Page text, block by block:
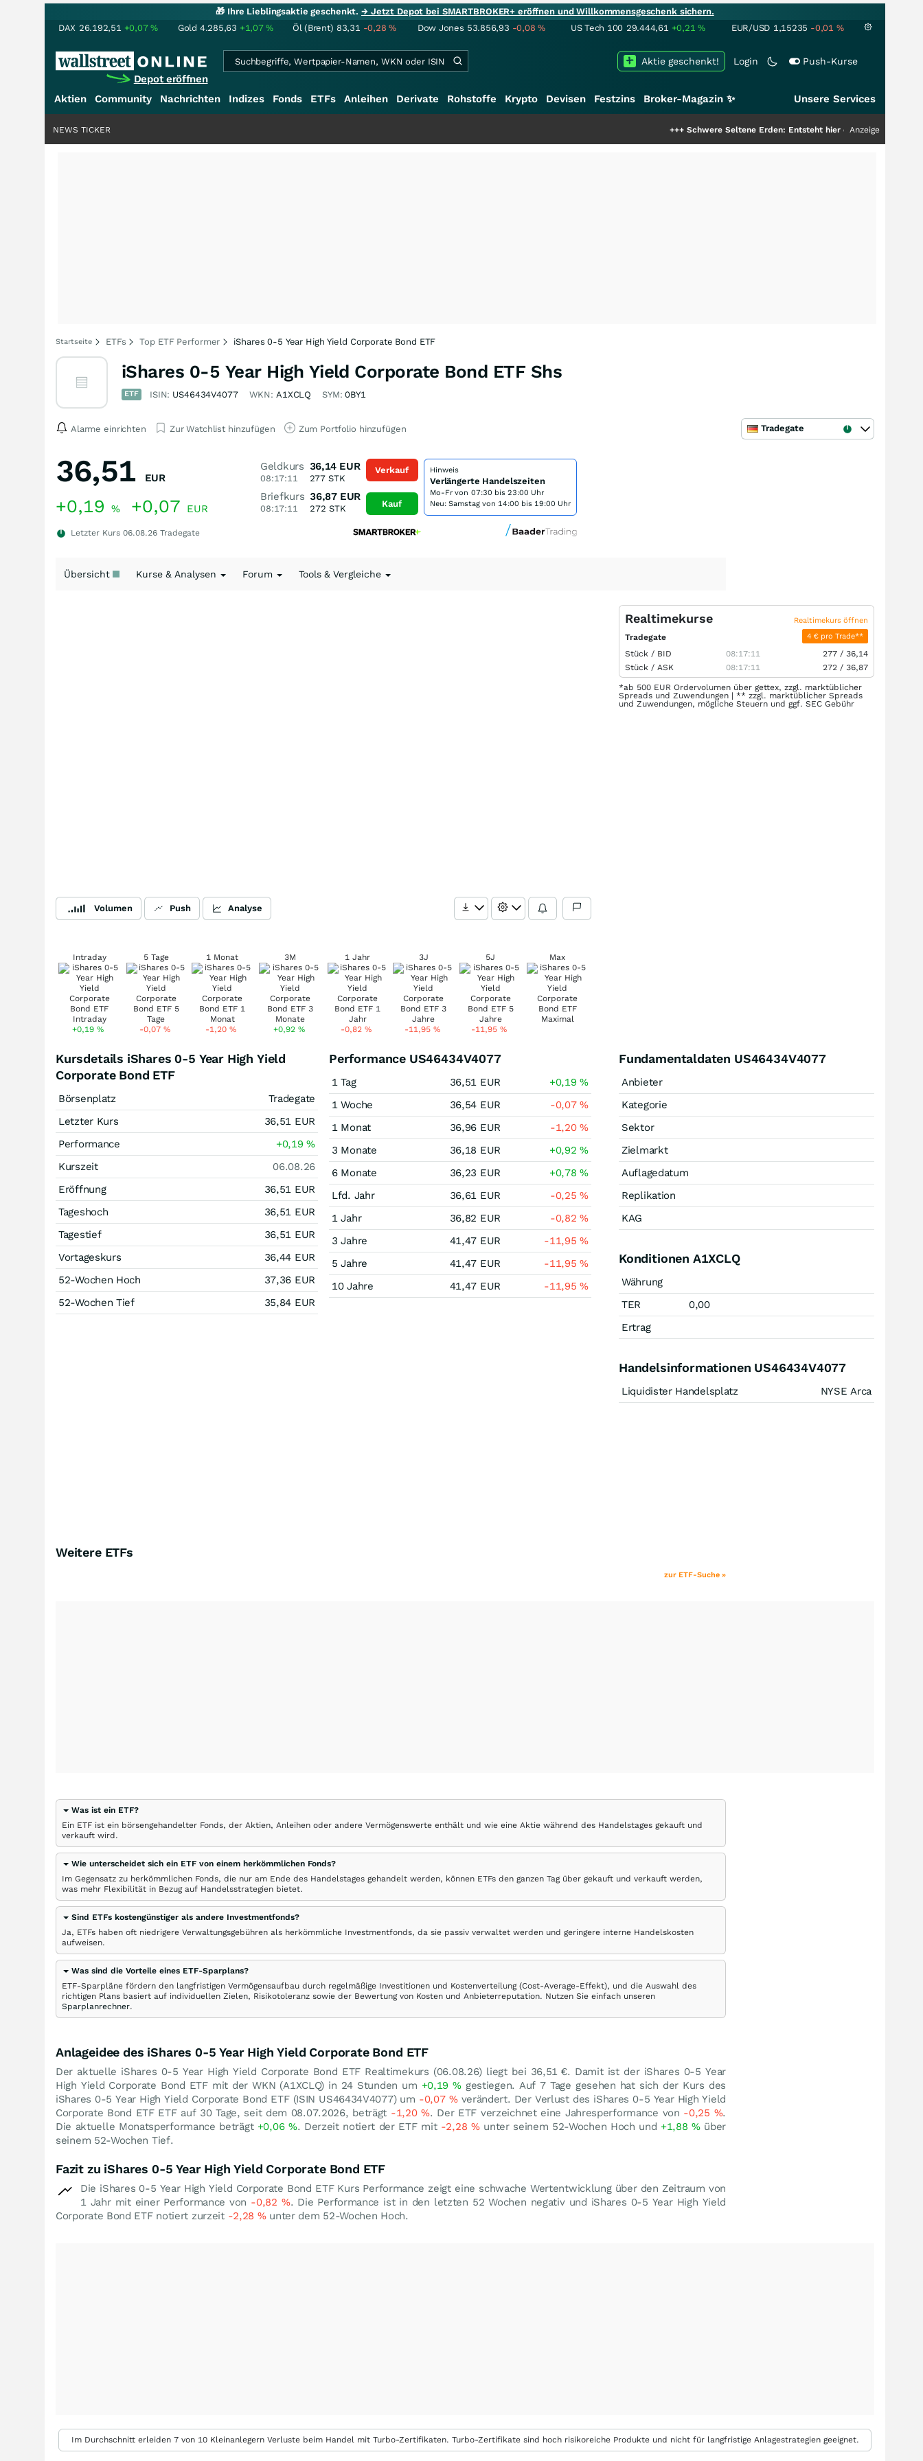
🎁 Ihre Lieblingsaktie geschenkt.→ Jetzt Depot bei SMARTBROKER+ eröffnen und Willkommensgeschenk sichern.
DAX 26.192,51 +0,07% Gold 4.285,63 +1,07% Öl (Brent) 83,31 -0,28% Dow Jones 53.856,93 -0,08% US Tech 100 29.444,61 +0,21% EUR/USD 1,15235 -0,01 %
Depot eröffnen
Login Push-Kurse
Aktie geschenkt!
Aktien Community Nachrichten Indizes Fonds ETFs Anleihen Derivate Rohstoffe Krypto Devisen Festzins Broker-Magazin ✨ Unsere Services
Schwere Seltene Erden: Entsteht hier die nächste Milliardenstory?
Anzeige
NEWS TICKER
Startseite ETFs Top ETF Performer iShares 0-5 Year High Yield Corporate Bond ETF
iShares 0-5 Year High Yield Corporate Bond ETF Shs
ETF ISIN: US46434V4077 WKN: A1XCLQ SYM:0BY1
Alarme einrichten Zur Watchlist hinzufügen Zum Portfolio hinzufügen Tradegate
36,51 EUR
+0,19 % +0,07 EUR
Letzter Kurs 06.08.26 Tradegate
Geldkurs
08:17:11
36,14 EUR
277 STK
Briefkurs
08:17:11
36,87 EUR
272 STK
Verkauf
Kauf
Hinweis
Verlängerte Handelszeiten
Mo-Fr von 07:30 bis 23:00 Uhr
Neu: Samstag von 14:00 bis 19:00 Uhr
Übersicht Kurse & Analysen Forum Tools & Vergleiche
Volumen Push Analyse
Intraday
+0,19%
5 Tage
-0,07 %
1 Monat
-1,20%
3M
+0,92 %
1 Jahr
-0,82%
3J
-11,95 %
5J
-11,95%
Max
Realtimekurse Realtimekurs öffnen
Tradegate 4 € pro Trade**
Stück / BID 08:17:11 277 / 36,14
Stück / ASK 08:17:11 272 / 36,87
*ab 500 EUR Ordervolumen über gettex, zzgl. marktüblicher
Spreads und Zuwendungen | ** zzgl. marktüblicher Spreads
und Zuwendungen, mögliche Steuern und ggf. SEC Gebühr
Kursdetails iShares 0-5 Year High Yield
Corporate Bond ETF
Börsenplatz
Tradegate
Letzter Kurs
36,51 EUR
Performance
+0,19%
Kurszeit
06.08.26
Eröffnung
36,51 EUR
Tageshoch
36,51 EUR
Tagestief
36,51 EUR
Vortageskurs
36,44 EUR
52-Wochen Hoch
37,36 EUR
52-Wochen Tief
35,84 EUR
Performance US46434V4077
1 Tag 36,51 EUR +0,19%
1 Woche
36,54 EUR -0,07%
1 Monat
36,96 EUR -1,20%
3 Monate
36,18 EUR +0,92%
6 Monate
36,23 EUR +0,78%
Lfd. Jahr
36,61 EUR -0,25%
1 Jahr
36,82 EUR -0,82%
3 Jahre
41,47 EUR -11,95%
5 Jahre
41,47 EUR -11,95%
10 Jahre
41,47 EUR -11,95%
Fundamentaldaten US46434V4077
Anbieter
Kategorie
Sektor
Zielmarkt
Auflagedatum
Replikation
KAG
Konditionen A1XCLQ
Währung
TER
0,00
Ertrag
Handelsinformationen US46434V4077
Liquidister Handelsplatz NYSE Arca
Weitere ETFs
zur ETF-Suche »
Was ist ein ETF?
Ein ETF ist ein börsengehandelter Fonds, der Aktien, Anleihen oder andere Vermögenswerte enthält und wie eine Aktie während des Handelstages gekauft und
verkauft wird.
Wie unterscheidet sich ein ETF von einem herkömmlichen Fonds?
Im Gegensatz zu herkömmlichen Fonds, die nur am Ende des Handelstages gehandelt werden, können ETFs den ganzen Tag über gekauft und verkauft werden,
was mehr Flexibilität in Bezug auf Handelsstrategien bietet.
Sind ETFs kostengünstiger als andere Investmentfonds?
Ja, ETFs haben oft niedrigere Verwaltungsgebühren als herkömmliche Investmentfonds, da sie passiv verwaltet werden und geringere interne Handelskosten
aufweisen.
Was sind die Vorteile eines ETF-Sparplans?
ETF-Sparpläne fördern den langfristigen Vermögensaufbau durch regelmäßige Investitionen und Kostenverteilung (Cost-Average-Effekt), und die Auswahl des
richtigen Plans basiert auf individuellen Zielen, Risikotoleranz sowie der Bewertung von Kosten und Anbieterreputation. Nutzen Sie einfach unseren
Sparplanrechner.
Anlageidee des iShares 0-5 Year High Yield Corporate Bond ETF
Der aktuelle iShares 0-5 Year High Yield Corporate Bond ETF Realtimekurs (06.08.26) liegt bei 36,51 €. Damit ist der iShares 0-5 Year
High Yield Corporate Bond ETF mit der WKN (A1XCLQ) in 24 Stunden um +0,19%gestiegen. Auf 7 Tage gesehen hat sich der Kurs des
iShares 0-5 Year High Yield Corporate Bond ETF (ISIN US46434V4077) um -0,07 %verändert. Der Verlust des iShares 0-5 Year High Yield
Corporate Bond ETF ETF auf 30 Tage, seit dem 08.07.2026, beträgt -1,20%. Der ETF verzeichnet eine Jahresperformance von -0,25 %.
Die aktuelle Monatsperformance beträgt +0,06 %. Derzeit notiert der ETF mit -2,28 %unter seinem 52-Wochen Hoch und +1,88 %über
seinem 52-Wochen Tief.
Fazit zu iShares 0-5 Year High Yield Corporate Bond ETF
Die iShares 0-5 Year High Yield Corporate Bond ETF Kurs Performance zeigt eine schwache Wertentwicklung über den Zeitraum von
1 Jahr mit einer Performance von -0,82 %. Die Performance ist in den letzten 52 Wochen negativ und iShares 0-5 Year High Yield
Corporate Bond ETF notiert zurzeit -2,28 %unter dem 52-Wochen Hoch.
Im Durchschnitt erleiden 7 von 10 Kleinanlegern Verluste beim Handel mit Turbo-Zertifikaten. Turbo-Zertifikate sind hoch risikoreiche Produkte und nicht für langfristige Anlagestrategien geeignet.